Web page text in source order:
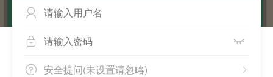

 
 
安全提问(未设置请忽略)